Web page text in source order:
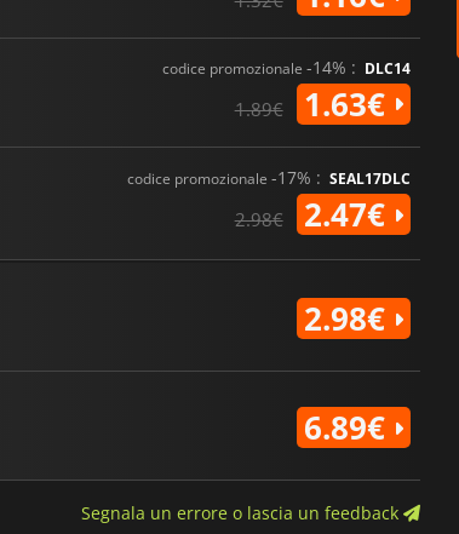
codice promozionale -14% : DLC14
1.89€ 1.63€
codice promozionale -17% : SEAL17DLC
2.98€ 2.47€
2.98€
6.89€
Segnala un errore o lascia un feedback